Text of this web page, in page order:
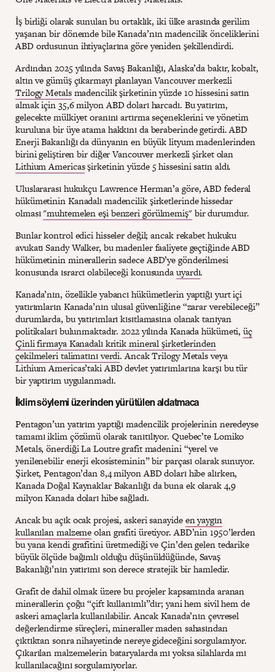
İş birliği olarak sunulan bu ortaklık, iki ülke arasında gerilim
yaşanan bir dönemde bile Kanada’nın madencilik önceliklerini
ABD ordusunun ihtiyaçlarına göre yeniden şekillendirdi.
Ardından 2025 yılında Savaş Bakanlığı, Alaska’da bakır, kobalt,
altın ve gümüş çıkarmayı planlayan Vancouver merkezli
Trilogy Metalsmadencilik şirketinin yüzde 10 hissesini satın
almak için 35,6 milyon ABD doları harcadı. Bu yatırım,
gelecekte mülkiyet oranını artırma seçeneklerini ve yönetim
kuruluna bir üye atama hakkını da beraberinde getirdi. ABD
Enerji Bakanlığı da dünyanın en büyük lityum madenlerinden
birini geliştiren bir diğer Vancouver merkezli şirket olan
Lithium Americasşirketinin yüzde 5 hissesini satın aldı.
Uluslararası hukukçu Lawrence Herman’a göre, ABD federal
hükümetinin Kanadalı madencilik şirketlerinde hissedar
olması"muhtemelen eşi benzeri görülmemiş"bir durumdur.
Bunlar kontrol edici hisseler değil; ancak rekabet hukuku
avukatı Sandy Walker, bu madenler faaliyete geçtiğinde ABD
hükümetinin minerallerin sadece ABD’ye gönderilmesi
konusunda ısrarcı olabileceği konusundauyardı.
Kanada’nın, özellikle yabancı hükümetlerin yaptığı yurt içi
yatırımların Kanada’nın ulusal güvenliğine “zarar verebileceği”
durumlarda, bu yatırımları kısıtlamasına olanak tanıyan
politikaları bulunmaktadır. 2022 yılında Kanada hükümeti,üç
Çinli firmaya Kanadalı kritik mineral şirketlerinden
çekilmeleri talimatını verdi. Ancak Trilogy Metals veya
Lithium Americas’taki ABD devlet yatırımlarına karşı bu tür
bir yaptırım uygulanmadı.
İklim söylemi üzerinden yürütülen aldatmaca
Pentagon’un yatırım yaptığı madencilik projelerinin neredeyse
tamamı iklim çözümü olarak tanıtılıyor. Quebec’te Lomiko
Metals, önerdiği La Loutre grafit madenini “yerel ve
yenilenebilir enerji ekosisteminin” bir parçası olarak sunuyor.
Şirket, Pentagon’dan 8,4 milyon ABD doları hibe alırken,
Kanada Doğal Kaynaklar Bakanlığı da buna ek olarak 4,9
milyon Kanada doları hibe sağladı.
Ancak bu açık ocak projesi, askeri sanayideen yaygın
kullanılan malzemeolan grafiti üretiyor. ABD’nin 1950’lerden
bu yana kendi grafitini üretmediği ve Çin’den gelen tedarike
büyük ölçüde bağımlı olduğu düşünüldüğünde, Savaş
Bakanlığı’nın yatırımı son derece stratejik bir hamledir.
Grafit de dahil olmak üzere bu projeler kapsamında aranan
minerallerin çoğu “çift kullanımlı”dır; yani hem sivil hem de
askeri amaçlarla kullanılabilir. Ancak Kanada’nın çevresel
değerlendirme süreçleri, mineraller maden sahasından
çıktıktan sonra nihayetinde nereye gideceğini sorgulamıyor.
Çıkarılan malzemelerin bataryalarda mı yoksa silahlarda mı
kullanılacağını sorgulamıyorlar.